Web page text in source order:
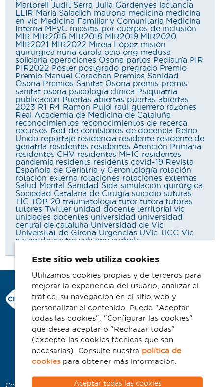
Martorell
Judit Serra Julia Gardenyes
lactancia
LLIR Maria Saladich matrona medicina medicina
en vic Medicina Familiar y Comunitaria Medicina
Interna MFyC miositis por cuerpos de inclusión
MIR MIR2016 MIR2018 MIR2019 MIR2020
MIR2021
MIR2022 Mireia López misión
quirurgica nuria carola ocio ong medusa
solidaria operaciones Osona partos Pediatría PIR
PIR2022 Póster postgrado pregrado Premio
Premio Manuel Corachan Premios Sanidad
Osona Premios Sanitat Osona premis premis
sanitat osona psicología clínica Psiquiatría
publicación Puertas abiertas puertas abiertas
2023 R1 R4 Ramon Pujol raúl guerrero razones
Real Academia de Medicina de Cataluña
reconocimientos reconocimientos de recerca
recursos Red de comisiones de docencia Reino
Unido reportaje residencia residente residente de
geriatría residentes residentes Atención Primaria
residentes CHV residentes MFIC residentes
pandemia residents residents covid-19 Revista
Española de Geriatría y Gerontología rotación
rotación externa rotaciones rotaciones externas
Salud Mental
Sanidad Sida simulación quirúrgica
Sociedad Catalana de Cirugía suicidio suturas
TIC TOP 20 traumatologia tutor tutora tutoras
tutores Twitter unidad docente territorial vic
unidades docentes universidad universidad
central de cataluña Universidad de Vic
Universitat de Girona Urgencias UVic-UCC Vic
xavier de castro yuhamy curbelo
Consorci Hospitalari de Vic
Carrer Francesc Pla 'El Vigatà', 1
08500 Vic
Telefono 93 702 77 16
Contacto
Aviso legal
Política de cookies
Colaboradores
Este sitio web utiliza cookies
Utilizamos cookies propias y de terceros para
mejorar la experiencia del usuario, analizar el
tráfico, su navegación en el sitio web y
personalizar el contenido. Puede "Aceptar
todas las cookies", "Configurar las cookies"
que desea aceptar o "Rechazar todas"
(excepto las cookies técnicas que son
necesarias). Consulte nuestra política de
cookiespara obtener más información.
Aceptar todas las cookies